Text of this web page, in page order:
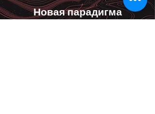
Новая парадигма